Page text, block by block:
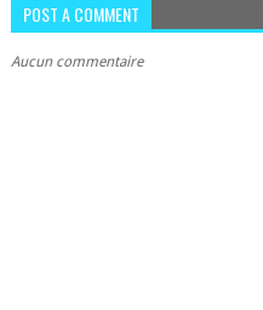
POST A COMMENT
Aucun commentaire